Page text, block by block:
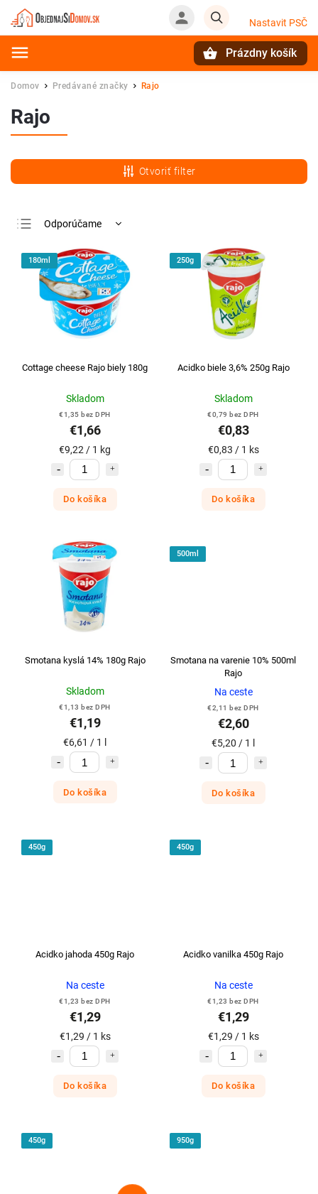
Nastavit PSČ
Prázdny košík
Domov / Predávané značky / Rajo
Rajo
Otvoriť filter
Odporúčame
Najlacnejšie
Najdrahšie
Najpredávanejšie
Abecedne
180ml
Cottage cheese Rajo biely 180g
Skladom
€1,35 bez DPH
€1,66
€9,22 / 1 kg
Do košíka
250g
Acidko biele 3,6% 250g Rajo
Skladom
€0,79 bez DPH
€0,83
€0,83 / 1 ks
Do košíka
Smotana kyslá 14% 180g Rajo
Skladom
€1,13 bez DPH
€1,19
€6,61 / 1 l
Do košíka
500ml
Smotana na varenie 10% 500ml
Rajo
Na ceste
€2,11 bez DPH
€2,60
€5,20 / 1 l
Do košíka
450g
Acidko jahoda 450g Rajo
Na ceste
€1,23 bez DPH
€1,29
€1,29 / 1 ks
Do košíka
450g
Acidko vanilka 450g Rajo
Na ceste
€1,23 bez DPH
€1,29
€1,29 / 1 ks
Do košíka
450g 950g